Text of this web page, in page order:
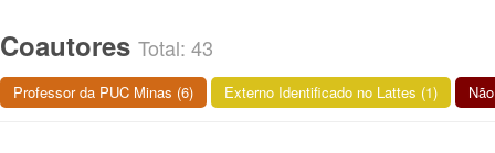
Coautores Total: 43
Professor da PUC Minas (6) Externo Identificado no Lattes (1)